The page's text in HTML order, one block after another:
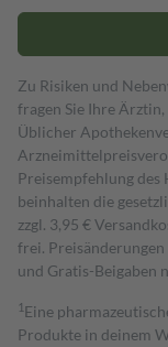
Zu Risiken und
fragen Sie Ihre
Üblicher
Preisempfehlung des
beinhalten die
zzgl. 3,95 €
frei.
und Gratis-Beigaben
1 Eine
Produkte in deinem